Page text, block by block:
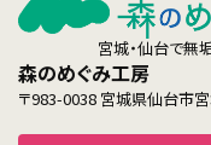
宮城・仙台で無
森のめぐみ工房
〒983-0038 宮城県仙台市